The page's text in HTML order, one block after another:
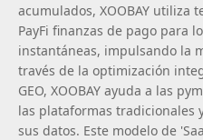
acumulados, XOOBAY utiliza
PayFi finanzas de pago para
instantáneas, impulsando la
través de la optimización
GEO, XOOBAY ayuda a las
las plataformas tradicionales
sus datos. Este modelo de